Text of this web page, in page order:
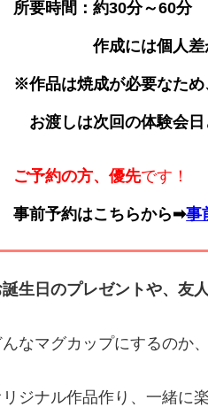
所要時間：約30分～60分
作成には個人差があ
※作品は焼成が必要なため
お渡しは次回の体験会日
ご予約の方、優先です！
事前予約はこちらから➡事
誕生日のプレゼントや、友
んなマグカップにするのか
リジナル作品作り、一緒に